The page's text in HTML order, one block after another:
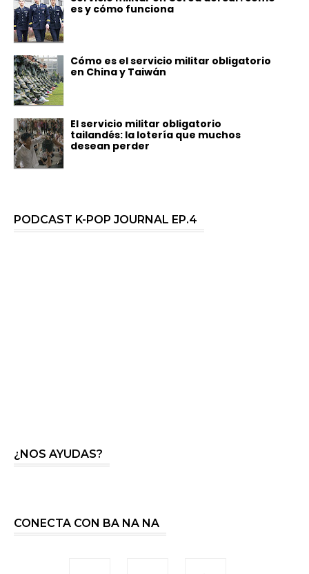
es y cómo funciona
Cómo es el servicio militar obligatorio
en China y Taiwán
El servicio militar obligatorio
tailandés: la lotería que muchos
desean perder
PODCAST K-POP JOURNAL EP.4
¿NOS AYUDAS?
CONECTA CON BA NA NA